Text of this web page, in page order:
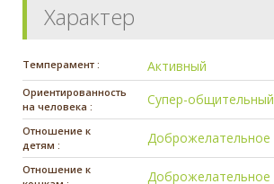
Характер
Темперамент : Активный
Ориентированность
на человека :
Супер-общительный
Отношение к
детям :
Доброжелательное
Отношение к
Доброжелательное